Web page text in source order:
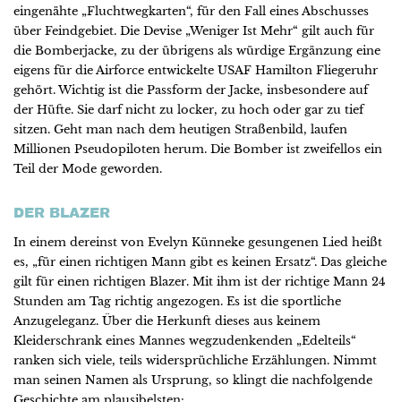
eingenähte „Fluchtwegkarten“, für den Fall eines Abschusses
über Feindgebiet. Die Devise „Weniger Ist Mehr“ gilt auch für
die Bomberjacke, zu der übrigens als würdige Ergänzung eine
eigens für die Airforce entwickelte USAF Hamilton Fliegeruhr
gehört. Wichtig ist die Passform der Jacke, insbesondere auf
der Hüfte. Sie darf nicht zu locker, zu hoch oder gar zu tief
sitzen. Geht man nach dem heutigen Straßenbild, laufen
Millionen Pseudopiloten herum. Die Bomber ist zweifellos ein
Teil der Mode geworden.
DER BLAZER
In einem dereinst von Evelyn Künneke gesungenen Lied heißt
es, „für einen richtigen Mann gibt es keinen Ersatz“. Das gleiche
gilt für einen richtigen Blazer. Mit ihm ist der richtige Mann 24
Stunden am Tag richtig angezogen. Es ist die sportliche
Anzugeleganz. Über die Herkunft dieses aus keinem
Kleiderschrank eines Mannes wegzudenkenden „Edelteils“
ranken sich viele, teils widersprüchliche Erzählungen. Nimmt
man seinen Namen als Ursprung, so klingt die nachfolgende